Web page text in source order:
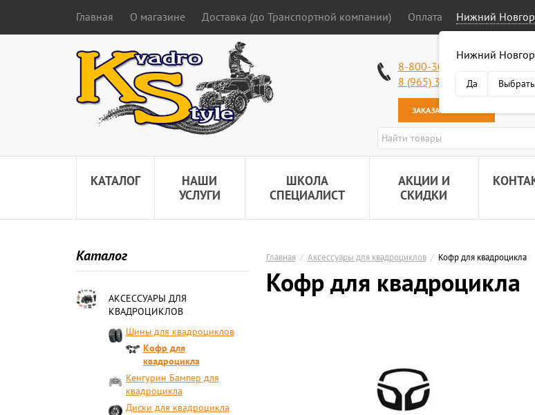
Главная О магазине Доставка (до Транспортной компании) Оплата Нижний
Нижний
Да
8-800-301-50-58
8 (965) 318-34-38
ЗАКАЗАТЬ ЗВОНОК
КАТАЛОГ
НАШИ
УСЛУГИ
ШКОЛА
СПЕЦИАЛИСТ
АКЦИИ И
СКИДКИ
Каталог
АКСЕССУАРЫ ДЛЯ
КВАДРОЦИКЛОВ
Шины для квадроциклов
Кофр для
квадроцикла
Кенгурин Бампер для
квадроцикла
Диски для квадроцикла
Главная / Аксессуары для квадроциклов / Кофр для квадроцикла
Кофр для квадроцикла